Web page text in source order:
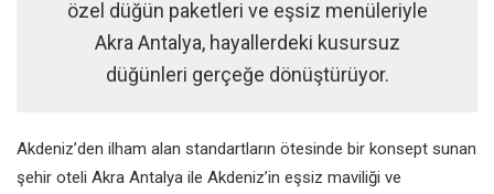
özel düğün paketleri ve eşsiz menüleriyle
Akra Antalya, hayallerdeki kusursuz
düğünleri gerçeğe dönüştürüyor.
Akdeniz’den ilham alan standartların ötesinde bir konsept sunan
şehir oteli Akra Antalya ile Akdeniz’in eşsiz maviliği ve